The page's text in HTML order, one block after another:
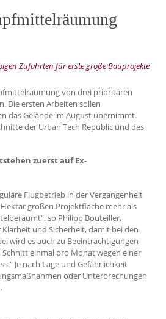
Zufahrten für erste große Bauprojekte
von drei prioritären
Die ersten Arbeiten sollen
das Gelände im August übernimmt.
der Urban Tech Republic und des
zuerst auf Ex-
Flugbetrieb in der Vergangenheit
großen Projektfläche mehr als
so Philipp Bouteiller,
und Sicherheit, damit bei den
wird es auch zu Beeinträchtigungen
einmal pro Monat wegen einer
Je nach Lage und Gefährlichkeit
oder Unterbrechungen